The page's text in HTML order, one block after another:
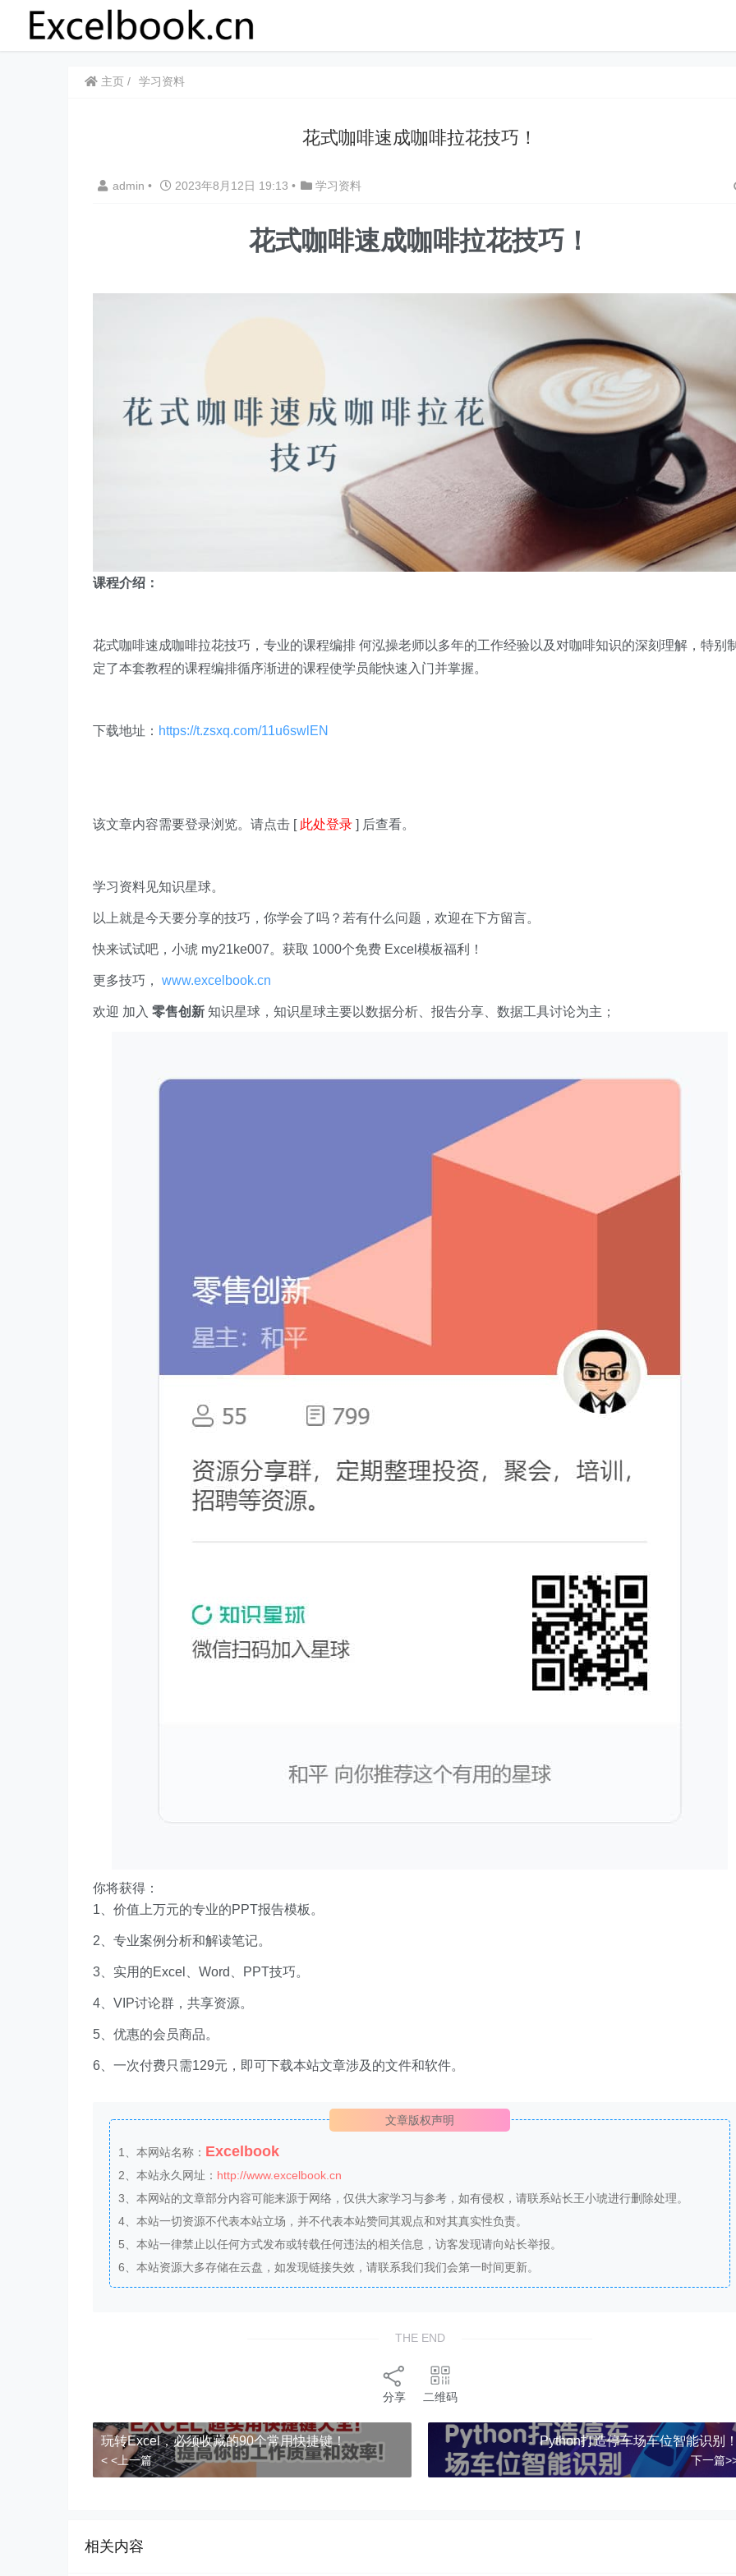
主页 学习资料
花式咖啡速成咖啡拉花技巧！
admin • 2023年8月12日 19:13 • 学习资料
花式咖啡速成咖啡拉花技巧！
课程介绍：
花式咖啡速成咖啡拉花技巧，专业的课程编排 何泓操老师以多年的工作经验以及对咖啡知识的深刻理解，特别
定了本套教程的课程编排循序渐进的课程使学员能快速入门并掌握。
下载地址： https://t.zsxq.com/11u6swlEN
该文章内容需要登录浏览。请点击 [ 此处登录 ] 后查看。
学习资料见知识星球。
以上就是今天要分享的技巧，你学会了吗？若有什么问题，欢迎在下方留言。
快来试试吧，小琥 my21ke007。获取 1000个免费 Excel模板福利​​​​！
更多技巧， www.excelbook.cn
欢迎 加入 零售创新 知识星球，知识星球主要以数据分析、报告分享、数据工具讨论为主；
你将获得：
1、价值上万元的专业的PPT报告模板。
2、专业案例分析和解读笔记。
3、实用的Excel、Word、PPT技巧。
4、VIP讨论群，共享资源。
5、优惠的会员商品。
6、一次付费只需129元，即可下载本站文章涉及的文件和软件。
文章版权声明
1、本网站名称： Excelbook
2、本站永久网址： http://www.excelbook.cn
3、本网站的文章部分内容可能来源于网络，仅供大家学习与参考，如有侵权，请联系站长王小琥进行删除处理。
4、本站一切资源不代表本站立场，并不代表本站赞同其观点和对其真实性负责。
5、本站一律禁止以任何方式发布或转载任何违法的相关信息，访客发现请向站长举报。
6、本站资源大多存储在云盘，如发现链接失效，请联系我们我们会第一时间更新。
THE END
分享 二维码
玩转Excel，必须收藏的90个常用快捷键！
< <上一篇
Python打造停车场车位智能识别
下一篇
相关内容